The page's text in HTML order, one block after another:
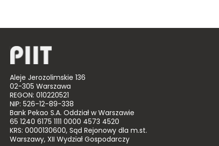
Aleje Jerozolimskie 136
02-305 Warszawa
REGON: 010220521
NIP: 526-12-89-338
Bank Pekao S.A. Oddział w Warszawie
65 1240 6175 1111 0000 4573 4520
KRS: 0000130600, Sąd Rejonowy dla m.st.
Warszawy, XII Wydział Gospodarczy